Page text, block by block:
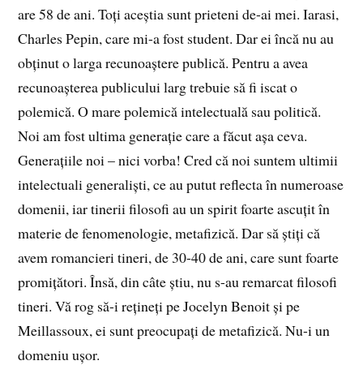
are 58 de ani. Toți aceștia sunt prieteni de-ai mei. Iarasi,
Charles Pepin, care mi-a fost student. Dar ei încă nu au
obținut o larga recunoaștere publică. Pentru a avea
recunoașterea publicului larg trebuie să fi iscat o
polemică. O mare polemică intelectuală sau politică.
Noi am fost ultima generație care a făcut așa ceva.
Generațiile noi – nici vorba! Cred că noi suntem ultimii
intelectuali generaliști, ce au putut reflecta în numeroase
domenii, iar tinerii filosofi au un spirit foarte ascuțit în
materie de fenomenologie, metafizică. Dar să știți că
avem romancieri tineri, de 30-40 de ani, care sunt foarte
promițători. Însă, din câte știu, nu s-au remarcat filosofi
tineri. Vă rog să-i rețineți pe Jocelyn Benoit și pe
Meillassoux, ei sunt preocupați de metafizică. Nu-i un
domeniu ușor.